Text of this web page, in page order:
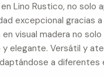
Lino Rustico, no
excepcional gracias
visual madera no
elegante. Versátil y
a diferentes